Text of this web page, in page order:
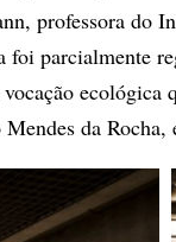
professora do
parcialmente
ecológica
da Rocha,